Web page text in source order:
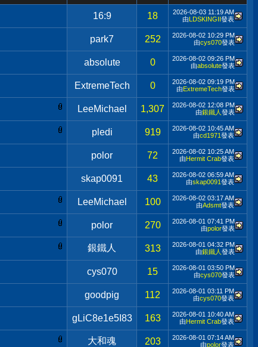
16:9 18 2026-08-03 11:19 AM
由LDSKINGII發表
park7 252 2026-08-02 10:29 PM
由cys070發表
absolute 0 2026-08-02 09:26 PM
由absolute發表
ExtremeTech 0 2026-08-02 09:19 PM
由ExtremeTech發表
LeeMichael 1,307 2026-08-02 12:08 PM
由銀鐵人 發表
pledi 919 2026-08-02 10:45 AM
由cd1971發表
polor 72 2026-08-02 10:25 AM
由Hermit Crab發表
skap0091 43 2026-08-02 06:59 AM
由skap0091發表
LeeMichael 100 2026-08-02 03:17 AM
由Adsmt發表
polor 270 2026-08-01 07:41 PM
由polor發表
銀鐵人 313 2026-08-01 04:32 PM
由銀鐵人 發表
cys070 15 2026-08-01 03:50 PM
由cys070發表
goodpig 112 2026-08-01 03:11 PM
由cys070發表
gLiC8e1e5I83 163 2026-08-01 10:40 AM
由Hermit Crab發表
大和魂 203 2026-08-01 07:14 AM
由polor發表